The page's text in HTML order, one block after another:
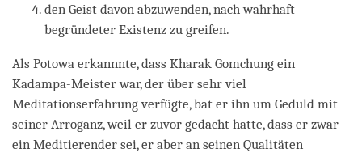
den Geist davon abzuwenden, nach wahrhaft
begründeter Existenz zu greifen.
Als Potowa erkannnte, dass Kharak Gomchung ein
Kadampa-Meister war, der über sehr viel
Meditationserfahrung verfügte, bat er ihn um Geduld mit
seiner Arroganz, weil er zuvor gedacht hatte, dass er zwar
ein Meditierender sei, er aber an seinen Qualitäten